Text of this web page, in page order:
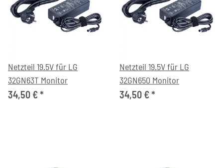
Netzteil 19.5V für LG
32GN63T Monitor
34,50 €*
Netzteil 19.5V für LG
32GN650 Monitor
34,50 €*